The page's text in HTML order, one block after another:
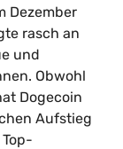
Dezember
rasch an
und
Obwohl
Dogecoin
Aufstieg